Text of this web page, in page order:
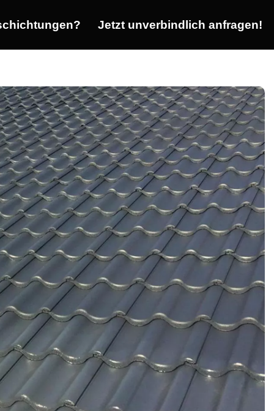
Jetzt unverbindlich anfragen!